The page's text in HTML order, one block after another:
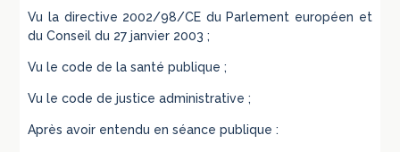
Vu la directive 2002/98/CE du Parlement européen et
du Conseil du 27 janvier 2003 ;
Vu le code de la santé publique ;
Vu le code de justice administrative ;
Après avoir entendu en séance publique :